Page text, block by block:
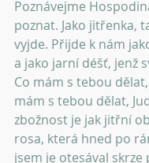
Poznávejme
poznat. Jako jitřenka,
vyjde. Přijde k nám
a jako jarní déšť, jenž
Co mám s tebou
mám s tebou dělat,
zbožnost je jak jitřní
rosa, která hned po
jsem je otesával